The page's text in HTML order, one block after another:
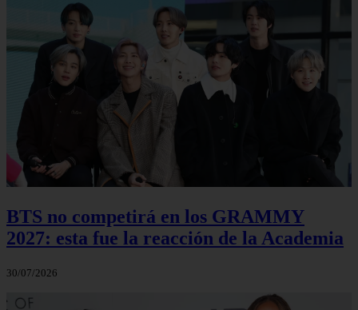
BTS no competirá en los GRAMMY
2027: esta fue la reacción de la Academia
30/07/2026